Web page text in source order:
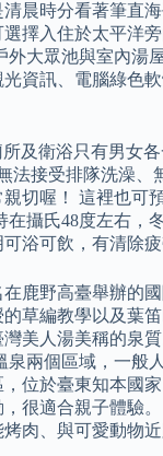
晨時分看著筆直
擇入住於太平洋
大眾池與室內
資訊、電腦綠色
及衛浴只有男女
法接受排隊洗澡
切喔！ 這裡也可
攝氏48度左右
浴可飲，有清除疲
鹿野高臺舉辦的
草編教學以及葉
美人湯美稱的泉
兩個區域，一
位於臺東知本國
很適合親子體驗
肉、與可愛動物